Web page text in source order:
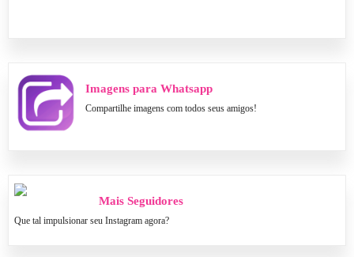
Imagens para Whatsapp
Compartilhe imagens com todos seus amigos!
Mais Seguidores
Que tal impulsionar seu Instagram agora?